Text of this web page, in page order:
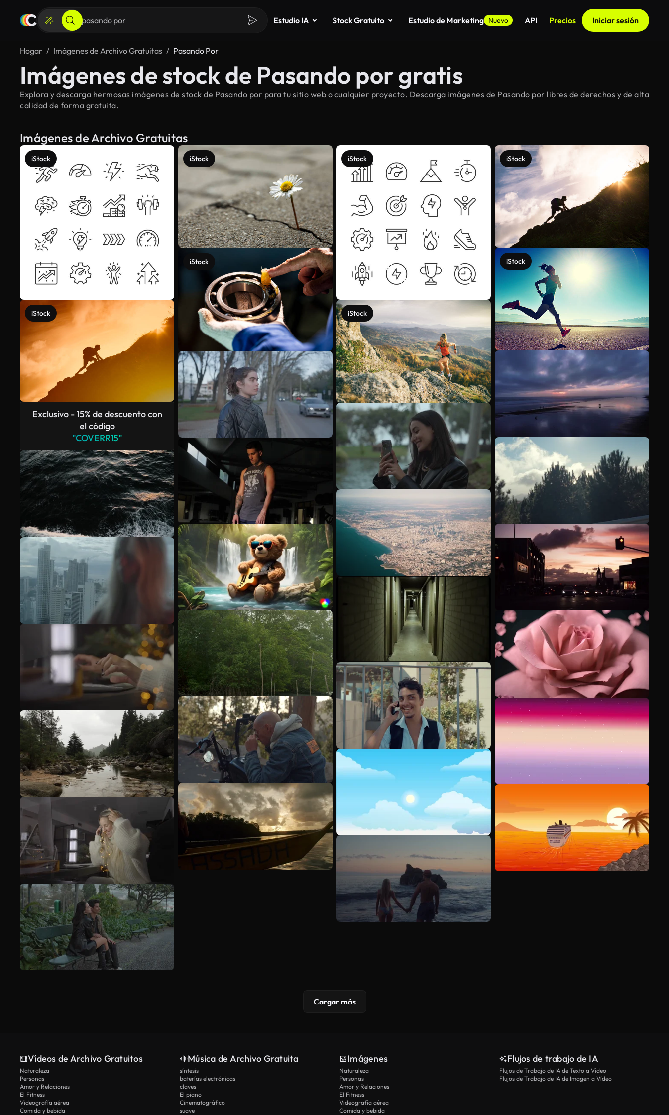
Estudio IA Stock Gratuito Estudio de Marketing Nuevo API Precios Iniciar sesión
Hogar Imágenes de Archivo Gratuitas Pasando Por
Imágenes de stock de Pasando por gratis
Explora y descarga hermosas imágenes de stock de Pasando por para tu sitio web o cualquier proyecto. Descarga imágenes de Pasando por libres de derechos y de alta
calidad de forma gratuita.
Imágenes de Archivo Gratuitas
iStock
iStock
Exclusivo - 15% de descuento con
el código
"COVERR15"
iStock
iStock
iStock
iStock
iStock
iStock
Ver más
Cargar más
Vídeos de Archivo Gratuitos
Naturaleza
Personas
Amor y Relaciones
El Fitness
Videografía aérea
Comida y bebida
Música de Archivo Gratuita
síntesis
baterías electrónicas
claves
El piano
Cinematográfico
suave
Imágenes
Naturaleza
Personas
Amor y Relaciones
El Fitness
Videografía aérea
Comida y bebida
Flujos de trabajo de IA
Flujos de Trabajo de IA de Texto a Vídeo
Flujos de Trabajo de IA de Imagen a Vídeo